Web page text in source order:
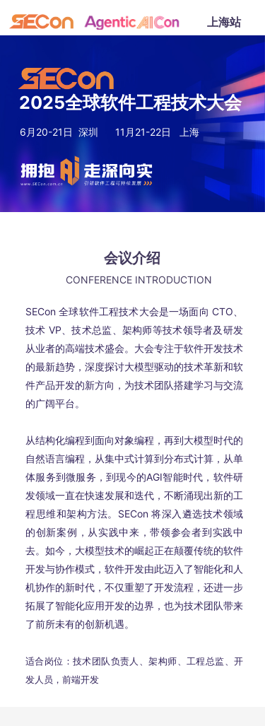
上海站
6月20-21日 深圳 11月21-22日 上海
2025全球软件工程技术大会
SECon 全球软件工程技术大会是一场面向 CTO、
技术 VP、技术总监、架构师等技术领导者及研发
从业者的高端技术盛会。大会专注于软件开发技术
的最新趋势，深度探讨大模型驱动的技术革新和软
件产品开发的新方向，为技术团队搭建学习与交流
的广阔平台。
从结构化编程到面向对象编程，再到大模型时代的
自然语言编程，从集中式计算到分布式计算，从单
体服务到微服务，到现今的AGI智能时代，软件研
发领域一直在快速发展和迭代，不断涌现出新的工
程思维和架构方法。SECon 将深入遴选技术领域
的创新案例，从实践中来，带领参会者到实践中
去。如今，大模型技术的崛起正在颠覆传统的软件
开发与协作模式，软件开发由此迈入了智能化和人
机协作的新时代，不仅重塑了开发流程，还进一步
拓展了智能化应用开发的边界，也为技术团队带来
了前所未有的创新机遇。
适合岗位：技术团队负责人、架构师、工程总监、开
发人员，前端开发
会议介绍
CONFERENCE INTRODUCTION